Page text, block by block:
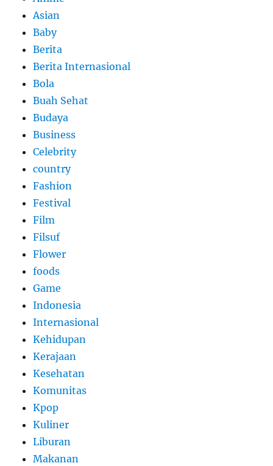
Asian
Baby
Berita
Berita Internasional
Bola
Buah Sehat
Budaya
Business
Celebrity
country
Fashion
Festival
Film
Filsuf
Flower
foods
Game
Indonesia
Internasional
Kehidupan
Kerajaan
Kesehatan
Komunitas
Kpop
Kuliner
Liburan
Makanan